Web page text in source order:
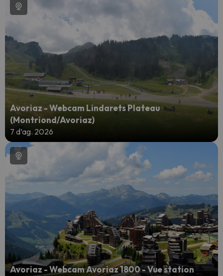
Avoriaz - Webcam Lindarets Plateau
(Montriond/Avoriaz)
7 d’ag. 2026
Avoriaz - Webcam Avoriaz 1800 - Vue station